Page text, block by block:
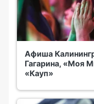
Афиша
Гагарина, «Моя
«Кауп»